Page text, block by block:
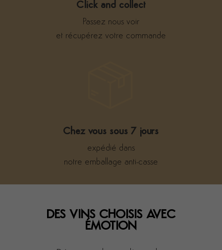
Click and collect
Passez nous voir
et récupérez votre commande
Chez vous sous 7 jours
expédié dans
notre emballage anti-casse
DES VINS CHOISIS AVEC
ÉMOTION